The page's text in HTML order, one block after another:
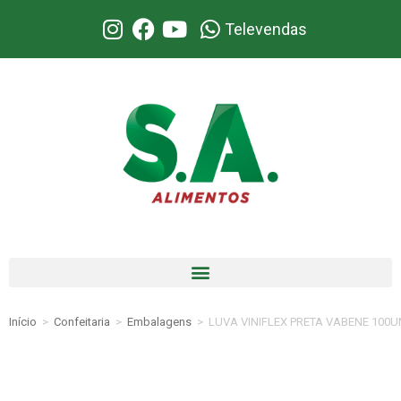
Televendas
Início > Confeitaria > Embalagens > LUVA VINIFLEX PRETA VABENE